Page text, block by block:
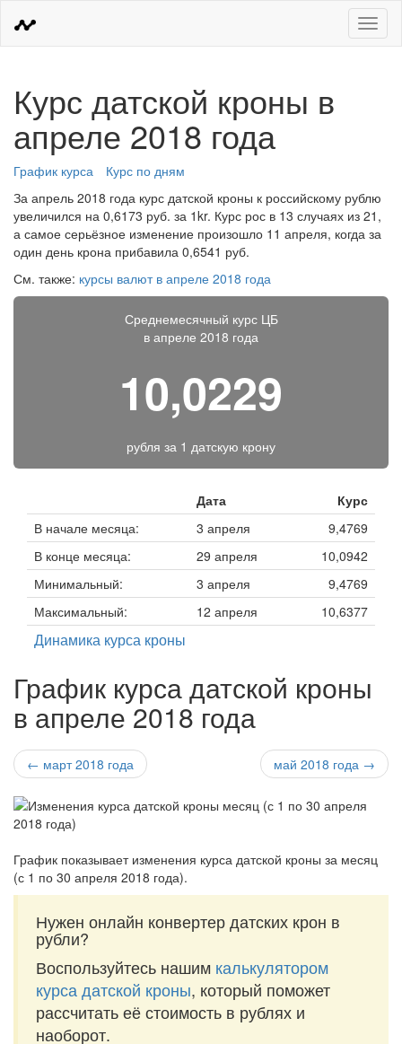
Меню
Курс датской кроны в
апреле 2018 года
График курса
Курс по дням
За апрель 2018 года курс датской кроны к российскому рублю
увеличился на 0,6173 руб. за 1kr. Курс рос в 13 случаях из 21,
а самое серьёзное изменение произошло 11 апреля, когда за
один день крона прибавила 0,6541 руб.
См. также: курсы валют в апреле 2018 года
Среднемесячный курс ЦБ
в апреле 2018 года
10,0229
рубля за 1 датскую крону
Дата
Курс
В начале месяца:
3 апреля
9,4769
В конце месяца:
29 апреля
10,0942
Минимальный:
3 апреля
9,4769
Максимальный:
12 апреля 10,6377
Динамика курса кроны
График курса датской кроны
в апреле 2018 года
← март 2018 года май 2018 года →
График показывает изменения курса датской кроны за месяц
(с 1 по 30 апреля 2018 года).
Нужен онлайн конвертер датских крон в
рубли?
Воспользуйтесь нашим калькулятором
курса датской кроны, который поможет
рассчитать её стоимость в рублях и
наоборот.